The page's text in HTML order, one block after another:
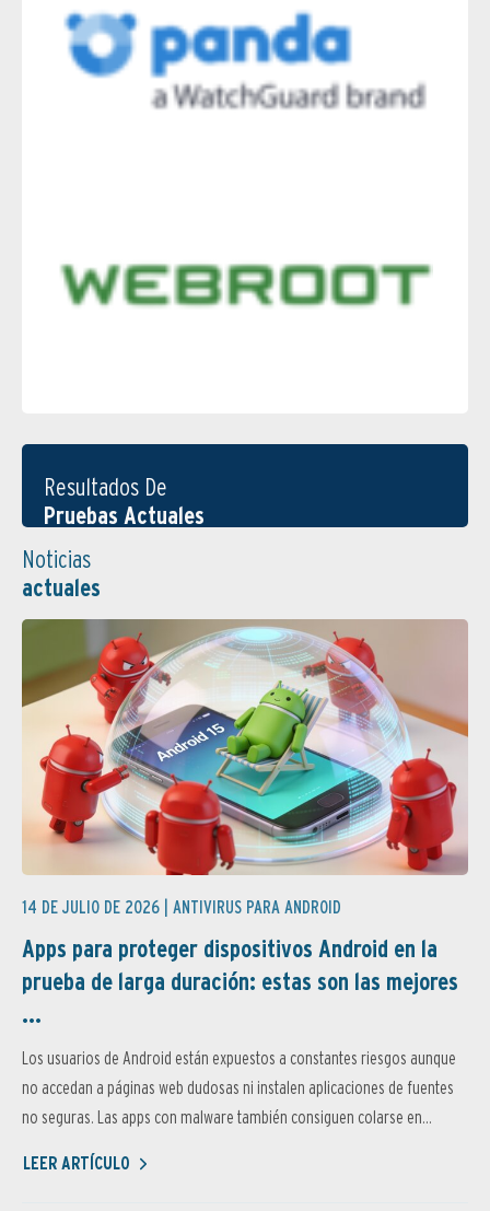
Resultados De
Pruebas Actuales
Noticias
actuales
14 DE JULIO DE 2026 | ANTIVIRUS PARA ANDROID
Apps para proteger dispositivos Android en la
prueba de larga duración: estas son las mejores
...
Los usuarios de Android están expuestos a constantes riesgos aunque
no accedan a páginas web dudosas ni instalen aplicaciones de fuentes
no seguras. Las apps con malware también consiguen colarse en...
LEER ARTÍCULO